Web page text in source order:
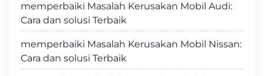
memperbaiki Masalah Kerusakan Mobil Audi:
Cara dan solusi Terbaik
memperbaiki Masalah Kerusakan Mobil Nissan:
Cara dan solusi Terbaik